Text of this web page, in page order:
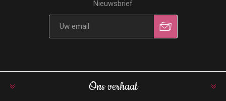
Nieuwsbrief
Ons verhaal